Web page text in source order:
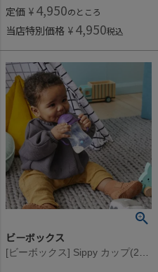
定価 ¥ 4,950のところ
当店特別価格 ¥ 4,950税込
ビーボックス
[ビーボックス] Sippy カップ(240ml) グレープ